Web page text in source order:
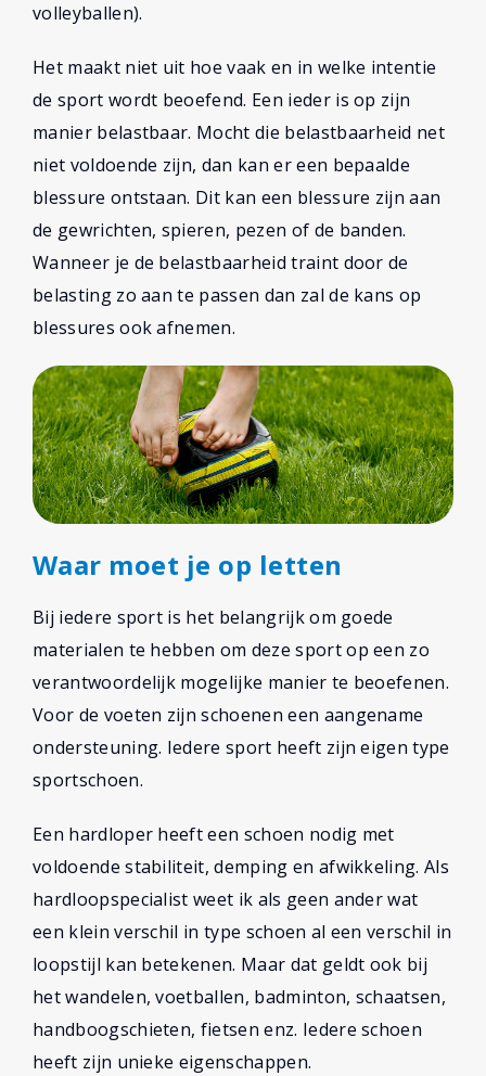
volleyballen).
Het maakt niet uit hoe vaak en in welke intentie
de sport wordt beoefend. Een ieder is op zijn
manier belastbaar. Mocht die belastbaarheid net
niet voldoende zijn, dan kan er een bepaalde
blessure ontstaan. Dit kan een blessure zijn aan
de gewrichten, spieren, pezen of de banden.
Wanneer je de belastbaarheid traint door de
belasting zo aan te passen dan zal de kans op
blessures ook afnemen.
Waar moet je op letten
Bij iedere sport is het belangrijk om goede
materialen te hebben om deze sport op een zo
verantwoordelijk mogelijke manier te beoefenen.
Voor de voeten zijn schoenen een aangename
ondersteuning. Iedere sport heeft zijn eigen type
sportschoen.
Een hardloper heeft een schoen nodig met
voldoende stabiliteit, demping en afwikkeling. Als
hardloopspecialist weet ik als geen ander wat
een klein verschil in type schoen al een verschil in
loopstijl kan betekenen. Maar dat geldt ook bij
het wandelen, voetballen, badminton, schaatsen,
handboogschieten, fietsen enz. Iedere schoen
heeft zijn unieke eigenschappen.